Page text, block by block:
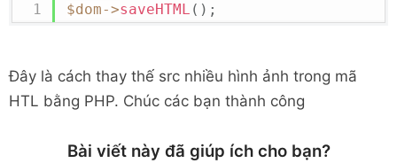
$dom->saveHTML ( ) ;
Đây là cách thay thế src nhiều hình ảnh trong mã
HTL bằng PHP. Chúc các bạn thành công
Bài viết này đã giúp ích cho bạn?